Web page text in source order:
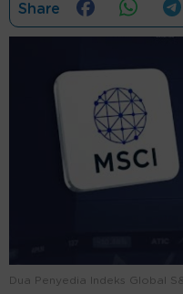
Share
Dua Penyedia Indeks Global